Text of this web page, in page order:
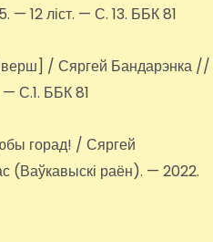
— 12 ліст. — С. 13. ББК 81
/ Сяргей Бандарэнка //
С.1. ББК 81
горад! / Сяргей
(Ваўкавыскі раён). — 2022.